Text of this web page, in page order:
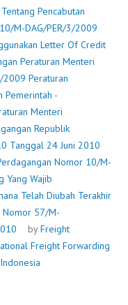
INDONESIA
NOMOR:
27/M-
DAG/PER/6/2010
TANGGAL
24
JUNI
2010
TENTANG
PENCABUTAN
PERATURAN
MENTERI
PERDAGANGAN
NOMOR
10/M-
Pencabutan
M-DAG/PER/3/2009
Letter Of Credit
Peraturan Menteri
2009 Peraturan
Pemerintah -
Menteri
Republik
Tanggal 24 Juni 2010
Nomor 10/M-
Yang Wajib
Telah Diubah Terakhir
Nomor 57/M-
byFreight
Freight Forwarding